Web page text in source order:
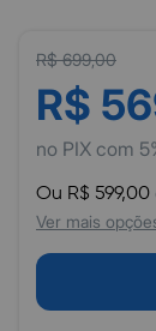
R$ 699,00
R$
no PIX com
Ou R$ 599,00
Ver mais